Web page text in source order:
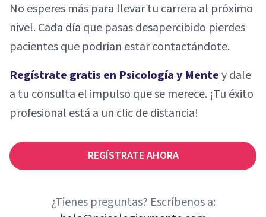
No esperes más para llevar tu carrera al próximo
nivel. Cada día que pasas desapercibido pierdes
pacientes que podrían estar contactándote.
Regístrate gratis en Psicología y Mentey dale
a tu consulta el impulso que se merece. ¡Tu éxito
profesional está a un clic de distancia!
REGÍSTRATE AHORA
¿Tienes preguntas? Escríbenos a: